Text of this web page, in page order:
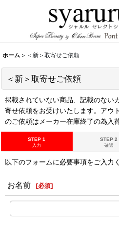
ホーム > ＜新＞取寄せご依頼
＜新＞取寄せご依頼
掲載されていない商品、記載のない
寄せ依頼をお受けいたします。アウ
のご依頼はメーカー在庫終了の為入
STEP 1
入力
STEP 2
確認
以下のフォームに必要事項をご入力
お名前 [必須]